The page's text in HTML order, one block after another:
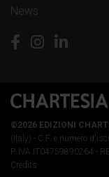
News
©2026 EDIZIONI
(Italy) - C.F. e numero
P. IVA IT04759890264 -
Credits